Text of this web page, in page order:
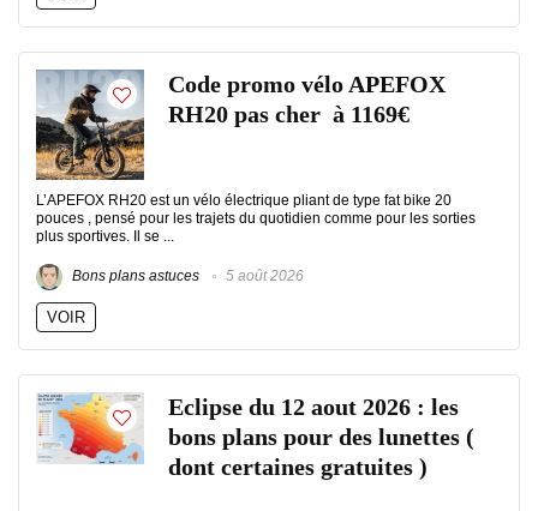
Code promo vélo APEFOX
RH20 pas cher à 1169€
L’APEFOX RH20 est un vélo électrique pliant de type fat bike 20
pouces , pensé pour les trajets du quotidien comme pour les sorties
plus sportives. Il se ...
Bons plans astuces 5 août 2026
VOIR
Eclipse du 12 aout 2026 : les
bons plans pour des lunettes (
dont certaines gratuites )